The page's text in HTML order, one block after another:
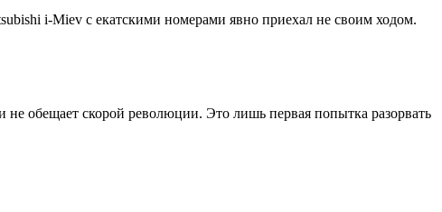
i-Miev с екатскими номерами явно приехал не своим ходом.
обещает скорой революции. Это лишь первая попытка разорвать